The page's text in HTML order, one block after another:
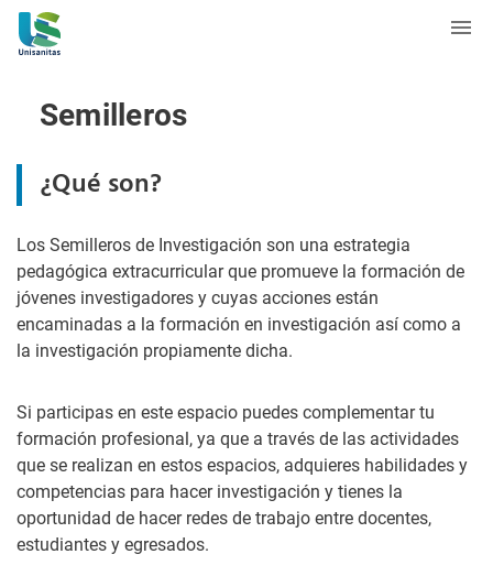
Semilleros
¿Qué son?
Los Semilleros de Investigación son una estrategia
pedagógica extracurricular que promueve la formación de
jóvenes investigadores y cuyas acciones están
encaminadas a la formación en investigación así como a
la investigación propiamente dicha.
Si participas en este espacio puedes complementar tu
formación profesional, ya que a través de las actividades
que se realizan en estos espacios, adquieres habilidades y
competencias para hacer investigación y tienes la
oportunidad de hacer redes de trabajo entre docentes,
estudiantes y egresados.